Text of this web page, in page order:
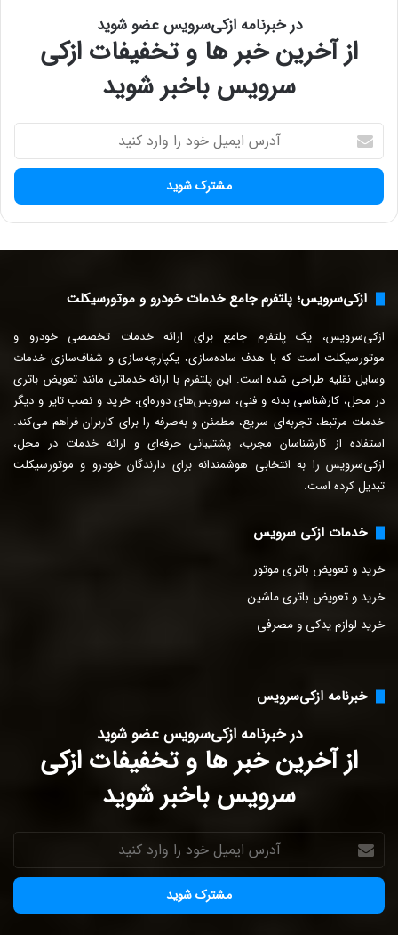
در خبرنامه ازکی‌سرویس عضو شوید
از آخرین خبر ها و تخفیفات ازکی
سرویس باخبر شوید
ر
ا
ی
د
ر
ا
و
ر
د
ک
ن
د
ازکی‌سرویس؛ پلتفرم جامع خدمات خودرو و موتورسیکلت
ازکی‌سرویس، یک پلتفرم جامع برای ارائه خدمات تخصصی خودرو و
موتورسیکلت است که با هدف ساده‌سازی، یکپارچه‌سازی و شفاف‌سازی خدمات
وسایل نقلیه طراحی شده است. این پلتفرم با ارائه خدماتی مانند تعویض باتری
در محل، کارشناسی بدنه و فنی، سرویس‌های دوره‌ای، خرید و نصب تایر و دیگر
خدمات مرتبط، تجربه‌ای سریع، مطمئن و به‌صرفه را برای کاربران فراهم می‌کند.
استفاده از کارشناسان مجرب، پشتیبانی حرفه‌ای و ارائه خدمات در محل،
ازکی‌سرویس را به انتخابی هوشمندانه برای دارندگان خودرو و موتورسیکلت
تبدیل کرده است.
خدمات ازکی سرویس
خرید و تعویض باتری موتور
خرید و تعویض باتری ماشین
خرید لوازم یدکی و مصرفی
خبرنامه ازکی‌سرویس
در خبرنامه ازکی‌سرویس عضو شوید
از آخرین خبر ها و تخفیفات ازکی
سرویس باخبر شوید
آدرس
ایمیل
خود
وارد